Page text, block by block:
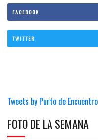
FACEBOOK
TWITTER
Tweets by Punto de Encuentro
FOTO DE LA SEMANA